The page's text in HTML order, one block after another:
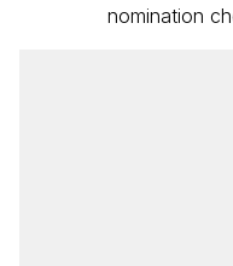
nomination